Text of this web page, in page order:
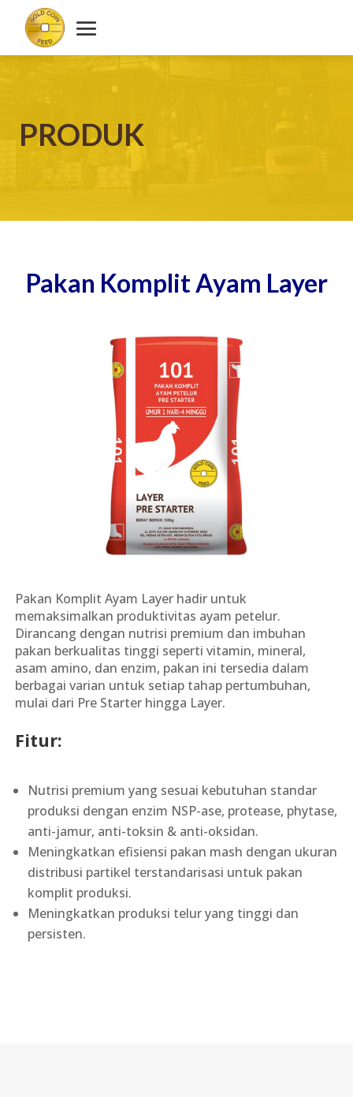
PRODUK
Pakan Komplit Ayam Layer
Pakan Komplit Ayam Layer hadir untuk
memaksimalkan produktivitas ayam petelur.
Dirancang dengan nutrisi premium dan imbuhan
pakan berkualitas tinggi seperti vitamin, mineral,
asam amino, dan enzim, pakan ini tersedia dalam
berbagai varian untuk setiap tahap pertumbuhan,
mulai dari Pre Starter hingga Layer.
Fitur:
Nutrisi premium yang sesuai kebutuhan standar
produksi dengan enzim NSP-ase, protease, phytase,
anti-jamur, anti-toksin & anti-oksidan.
Meningkatkan efisiensi pakan mash dengan ukuran
distribusi partikel terstandarisasi untuk pakan
komplit produksi.
Meningkatkan produksi telur yang tinggi dan
persisten.